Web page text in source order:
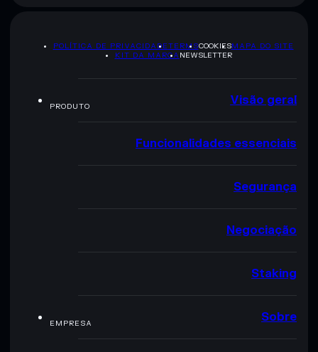
POLÍTICA DE PRIVACIDADETERMSCOOKIESMAPA DO SITE
KIT DA MARCA NEWSLETTER
PRODUTO Visão geral
Funcionalidades essenciais
Segurança
Negociação
Staking
EMPRESA Sobre